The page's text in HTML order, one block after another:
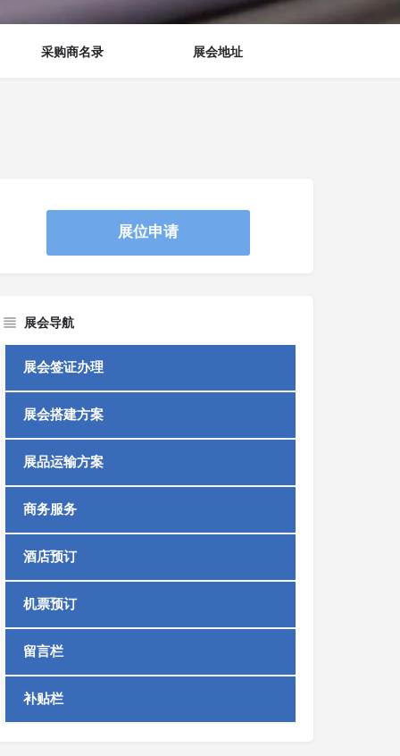
采购商名录 展会地址
展位申请
展会导航
展会签证办理
展会搭建方案
展品运输方案
商务服务
酒店预订
机票预订
留言栏
补贴栏